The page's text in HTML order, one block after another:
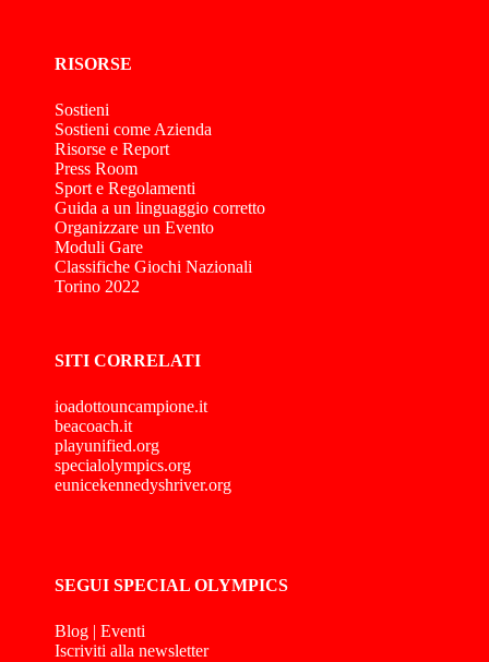
RISORSE
Sostieni
Sostieni come Azienda
Risorse e Report
Press Room
Sport e Regolamenti
Guida a un linguaggio corretto
Organizzare un Evento
Moduli Gare
Classifiche Giochi Nazionali
Torino 2022
SITI CORRELATI
ioadottouncampione.it
beacoach.it
playunified.org
specialolympics.org
eunicekennedyshriver.org
SEGUI SPECIAL OLYMPICS
Blog | Eventi
Iscriviti alla newsletter